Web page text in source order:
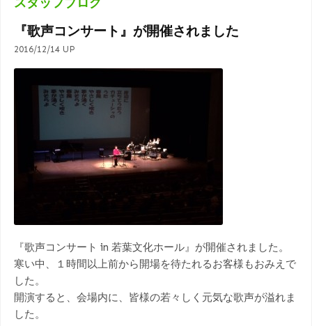
『歌声コンサート』が開催されました
2016/12/14 UP
『歌声コンサート in 若葉文化ホール』が開催されました。
寒い中、１時間以上前から開場を待たれるお客様もおみえで
した。
開演すると、会場内に、皆様の若々しく元気な歌声が溢れま
した。